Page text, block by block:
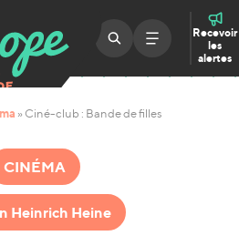
Recevoir
les
alertes
» Ciné-club : Bande de filles
CINÉMA
Heinrich Heine